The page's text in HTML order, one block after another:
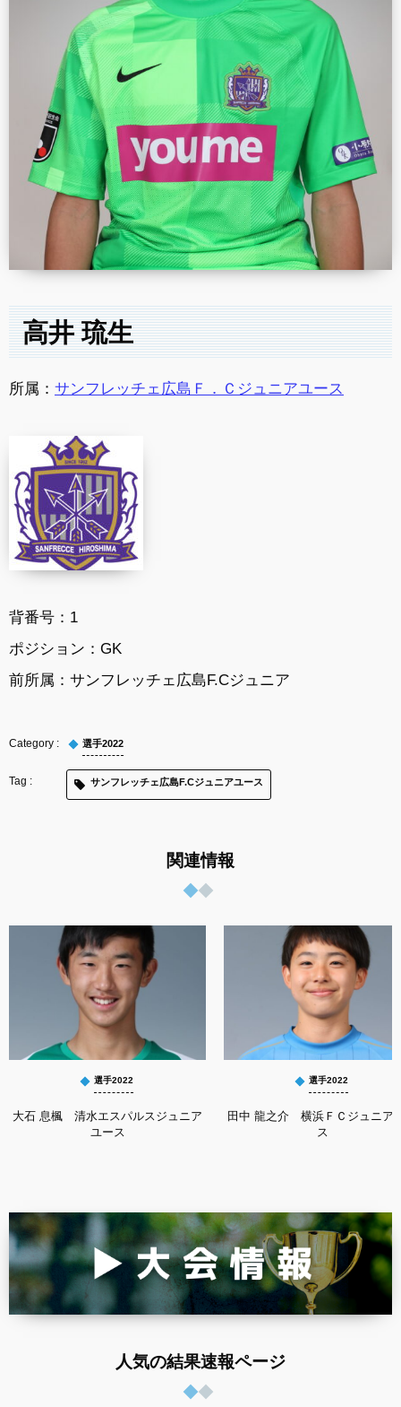
高井 琉生
所属： サンフレッチェ広島Ｆ．Ｃジュニアユース
背番号：1
ポジション：GK
前所属：サンフレッチェ広島F.Cジュニア
選手2022
サンフレッチェ広島F.Cジュニアユース
関連情報
選手2022
大石 息楓 清水エスパルスジュニア
ユース
選手2022
田中 龍之介 横浜ＦＣジュニア
ス
人気の結果速報ページ